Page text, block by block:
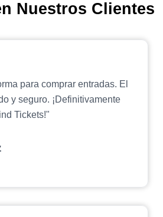
Nuestros Clientes
para comprar entradas. El
y seguro. ¡Definitivamente
Tickets!"